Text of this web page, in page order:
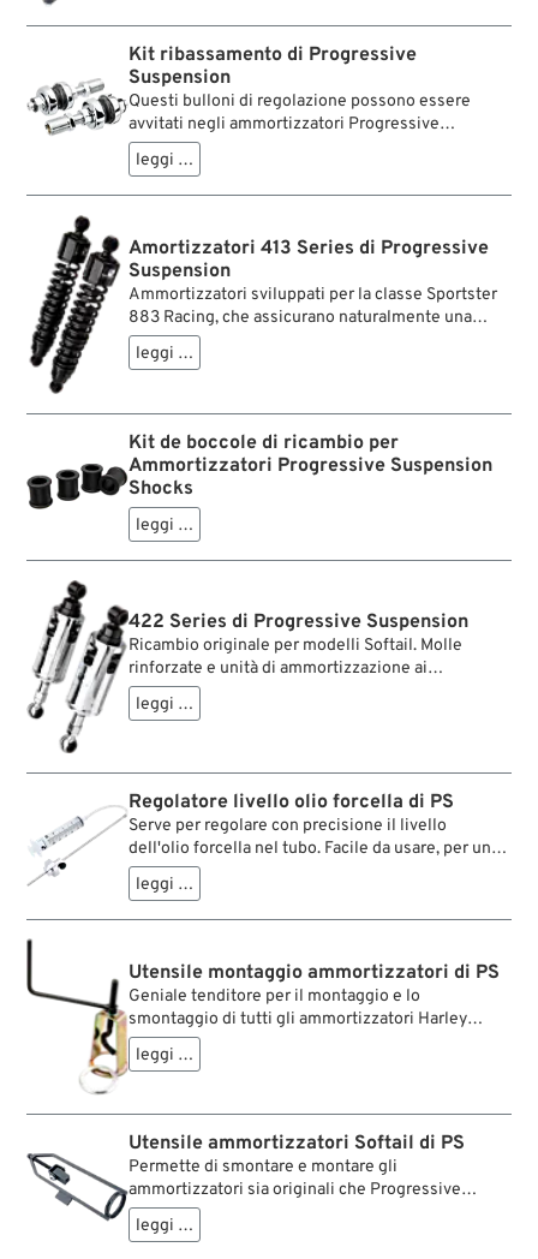
terra non viene compromessa. Costruzione molto
robusta d’acciaio forgiato, con giunti sferici di
precisione sulla barra di collegamento.
Kit ribassamento di Progressive
Suspension
Questi bulloni di regolazione possono essere
avvitati negli ammortizzatori Progressive
Suspension Softail o di serie. Consentono di
abbassare la coda della motocicletta fino a 50 mm
e migliorano il look riducendo la distanza tra
leggi …
Amortizzatori 413 Series di Progressive
Suspension
Ammortizzatori sviluppati per la classe Sportster
883 Racing, che assicurano naturalmente una
tenuta sensibilmente migliorata anche nell'uso su
strada. Gli ammortizzatori sono più lunghi per
altezza della moto. Le unità ammortizzanti a gas
compresso resistono meglio al fading,
presentando al contempo caratteristiche di
ammortizzazione eccellenti.
leggi …
Kit de boccole di ricambio per
Ammortizzatori Progressive Suspension
Shocks
leggi …
422 Series di Progressive Suspension
Ricambio originale per modelli Softail. Molle
rinforzate e unità di ammortizzazione ai
clorofluorocarburi procurano una corsa controllata
e senza fading. Gli ammortizzatori Softail di
regolabili la moto può essere pilotata sia con
assetto normale che con la coda ribassata fino a 5
cm.
leggi …
Regolatore livello olio forcella di PS
Serve per regolare con precisione il livello
dell'olio forcella nel tubo. Facile da usare, per un
lavoro rapido.
leggi …
Utensile montaggio ammortizzatori di PS
Geniale tenditore per il montaggio e lo
smontaggio di tutti gli ammortizzatori Harley
(eccetto i modelli Softail). Basta con i temerari
tentativi per mezzo di presse o altri aggeggi
leggi …
Utensile ammortizzatori Softail di PS
Permette di smontare e montare gli
ammortizzatori sia originali che Progressive
Suspension Softail Evolution e Twin Cam.
leggi …